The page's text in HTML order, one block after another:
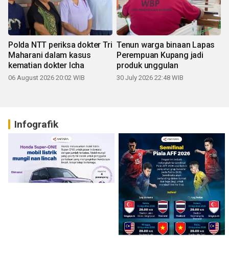
Polda NTT periksa dokter Tri
Maharani dalam kasus
kematian dokter Icha
06 August 2026 20:02 WIB
Tenun warga binaan Lapas
Perempuan Kupang jadi
produk unggulan
30 July 2026 22:48 WIB
Infografik